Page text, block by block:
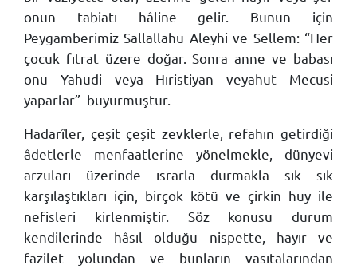
onun tabiatı hâline gelir. Bunun için
Peygamberimiz Sallallahu Aleyhi ve Sellem: “Her
çocuk fıtrat üzere doğar. Sonra anne ve babası
onu Yahudi veya Hıristiyan veyahut Mecusi
yaparlar” buyurmuştur.
Hadarîler, çeşit çeşit zevklerle, refahın getirdiği
âdetlerle menfaatlerine yönelmekle, dünyevi
arzuları üzerinde ısrarla durmakla sık sık
karşılaştıkları için, birçok kötü ve çirkin huy ile
nefisleri kirlenmiştir. Söz konusu durum
kendilerinde hâsıl olduğu nispette, hayır ve
fazilet yolundan ve bunların vasıtalarından